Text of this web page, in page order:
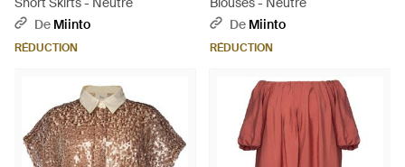
De Miinto
RÉDUCTION
De Miinto
RÉDUCTION